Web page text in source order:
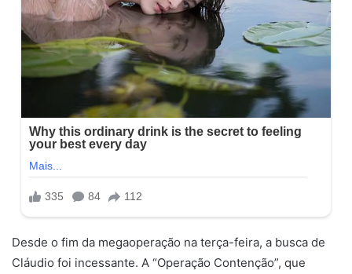
Desde o fim da megaoperação na terça-feira, a busca de
Cláudio foi incessante. A “Operação Contenção”, que